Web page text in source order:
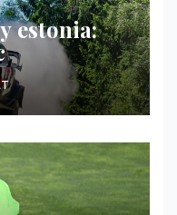
estonia: